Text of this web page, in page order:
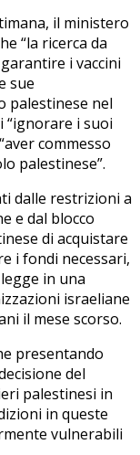
il ministero
“la ricerca da
i vaccini
sue
palestinese nel
“ignorare i suoi
commesso
palestinese”.
dalle restrizioni a
e dal blocco
di acquistare
i fondi necessari,
in una
israeliane
il mese scorso.
presentando
del
palestinesi in
in queste
vulnerabili